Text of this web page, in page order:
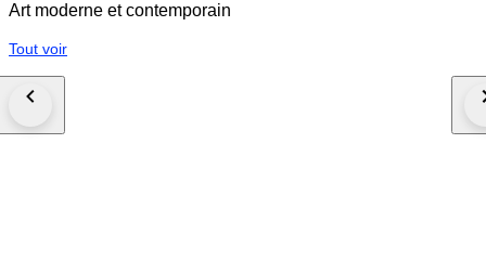
Art moderne et contemporain
Tout voir